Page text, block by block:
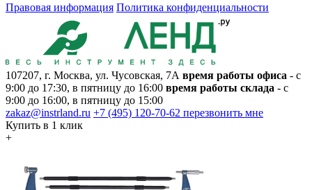
Правовая информация Политика конфиденциальности
107207, г. Москва, ул. Чусовская, 7А время работы офиса - с
9:00 до 17:30, в пятницу до 16:00 время работы склада - с
9:00 до 16:00, в пятницу до 15:00
zakaz@instrland.ru +7 (495) 120-70-62 перезвонить мне
Купить в 1 клик
+